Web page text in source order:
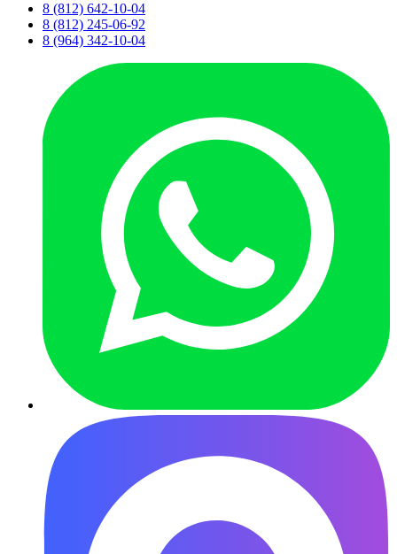
8 (812) 642-10-04
8 (812) 245-06-92
8 (964) 342-10-04